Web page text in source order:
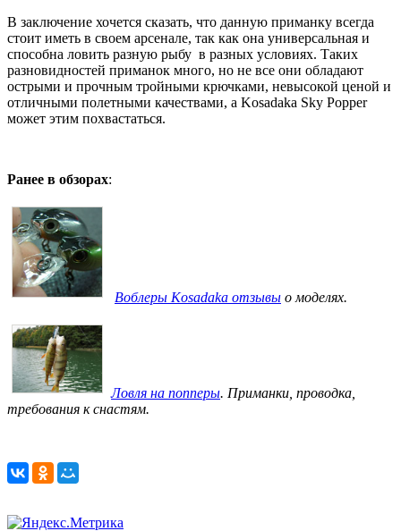
В заключение хочется сказать, что данную приманку всегда
стоит иметь в своем арсенале, так как она универсальная и
способна ловить разную рыбу в разных условиях. Таких
разновидностей приманок много, но не все они обладают
острыми и прочным тройными крючками, невысокой ценой и
отличными полетными качествами, а Kosadaka Sky Popper
может этим похвастаться.
Ранее в обзорах:
Воблеры Kosadaka отзывы о моделях.
Ловля на попперы. Приманки, проводка,
требования к снастям.